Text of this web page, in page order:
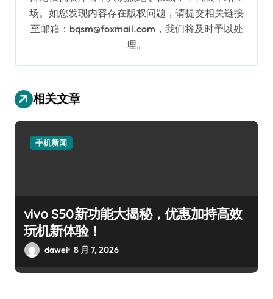
场。如您发现内容存在版权问题，请提交相关链接
至邮箱：bqsm@foxmail.com，我们将及时予以处
理。
相关文章
手机新闻
vivo S50新功能大揭秘，优惠加持高效
玩机新体验！
dawei 8 月 7, 2026